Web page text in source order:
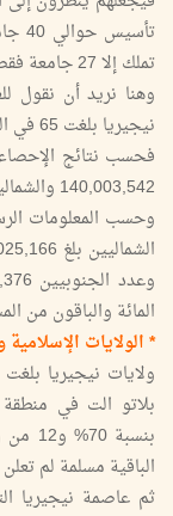
تملك إلا 27 جامعة فقط.
وهنا نريد أن نقول
نيجيريا بلغت 65 في المائة أو أكثر بقليل.
140,003,542 والشماليون المسلمون أكثر من نصف العدد.
وحسب المعلومات
المائة والباقون من
* الولايات
بلاتو الت في
الباقية مسلمة لم
ثم عاصمة نيجيريا